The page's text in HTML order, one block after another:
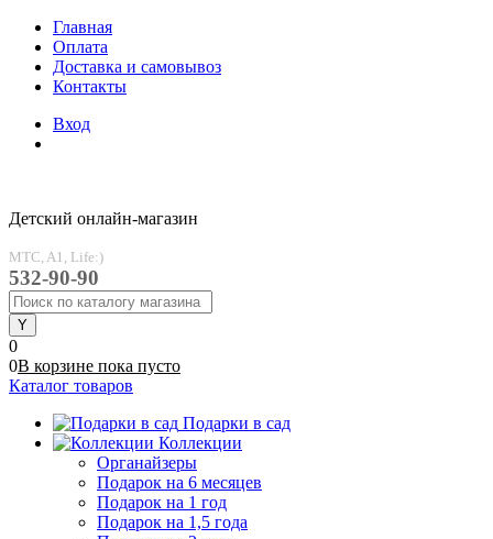
Главная
Оплата
Доставка и самовывоз
Контакты
Вход
Детский онлайн-магазин
MTC, A1, Life:)
532-90-90
0
0В корзине пока пусто
Каталог товаров
Подарки в сад
Коллекции
Органайзеры
Подарок на 6 месяцев
Подарок на 1 год
Подарок на 1,5 года